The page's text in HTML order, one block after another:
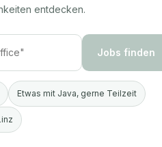
entdecken.
Jobs finden
Etwas mit Java, gerne Teilzeit